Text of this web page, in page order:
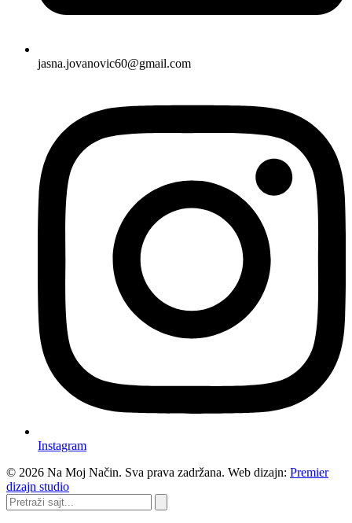
jasna.jovanovic60@gmail.com
Instagram
© 2026 Na Moj Način. Sva prava zadržana. Web dizajn: Premier
dizajn studio
Pretraži
sajt...